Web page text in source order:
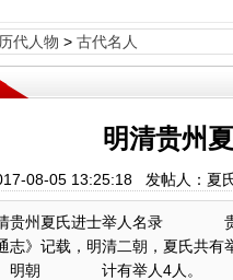
历代人物 > 古代名人
明清贵州
08-05 13:25:18 发帖人：夏
贵州夏氏进士举人名录 贵州
志》记载，明清二朝，夏氏共
计有举人4人。 夏祚